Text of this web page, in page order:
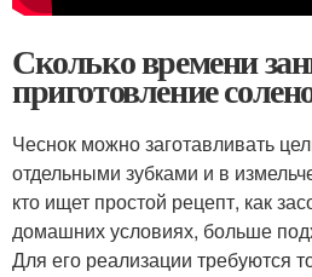
Сколько времени
приготовление
Чеснок можно заготавливать
отдельными зубками и в
кто ищет простой рецепт, как
домашних условиях, больше
Для его реализации требуются